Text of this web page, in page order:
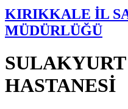
KIRIKKALE İL
MÜDÜRLÜĞÜ
HASTANESİ